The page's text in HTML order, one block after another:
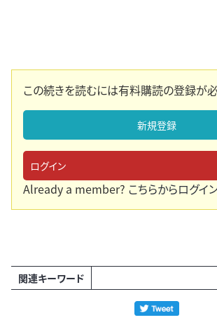
この続きを読むには有料購読の登録が必
新規登録
ログイン
Already a member? こちらからログイ
関連キーワード